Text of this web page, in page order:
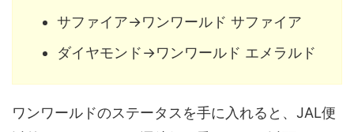
サファイア→ワンワールド サファイア
ダイヤモンド→ワンワールド エメラルド
ワンワールドのステータスを手に入れると、JAL便